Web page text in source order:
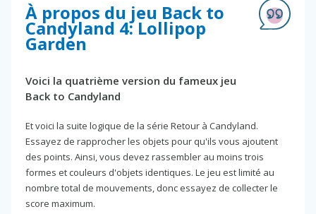
À propos du jeu Back to
Candyland 4: Lollipop
Garden
Voici la quatrième version du fameux jeu
Back to Candyland
Et voici la suite logique de la série Retour à Candyland.
Essayez de rapprocher les objets pour qu'ils vous ajoutent
des points. Ainsi, vous devez rassembler au moins trois
formes et couleurs d'objets identiques. Le jeu est limité au
nombre total de mouvements, donc essayez de collecter le
score maximum.